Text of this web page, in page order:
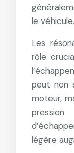
le véhicule.
Les
rôle
peut non
moteur,
légère